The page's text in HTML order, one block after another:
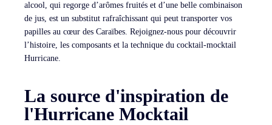
alcool, qui regorge d’arômes fruités et d’une belle combinaison
de jus, est un substitut rafraîchissant qui peut transporter vos
papilles au cœur des Caraïbes. Rejoignez-nous pour découvrir
l’histoire, les composants et la technique du cocktail-mocktail
Hurricane.
La source d'inspiration de
l'Hurricane Mocktail